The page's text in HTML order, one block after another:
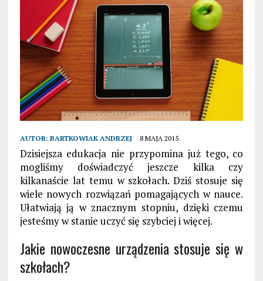
AUTOR: BARTKOWIAK ANDRZEJ 8 MAJA 2015
Dzisiejsza edukacja nie przypomina już tego, co
mogliśmy doświadczyć jeszcze kilka czy
kilkanaście lat temu w szkołach. Dziś stosuje się
wiele nowych rozwiązań pomagających w nauce.
Ułatwiają ją w znacznym stopniu, dzięki czemu
jesteśmy w stanie uczyć się szybciej i więcej.
Jakie nowoczesne urządzenia stosuje się w
szkołach?